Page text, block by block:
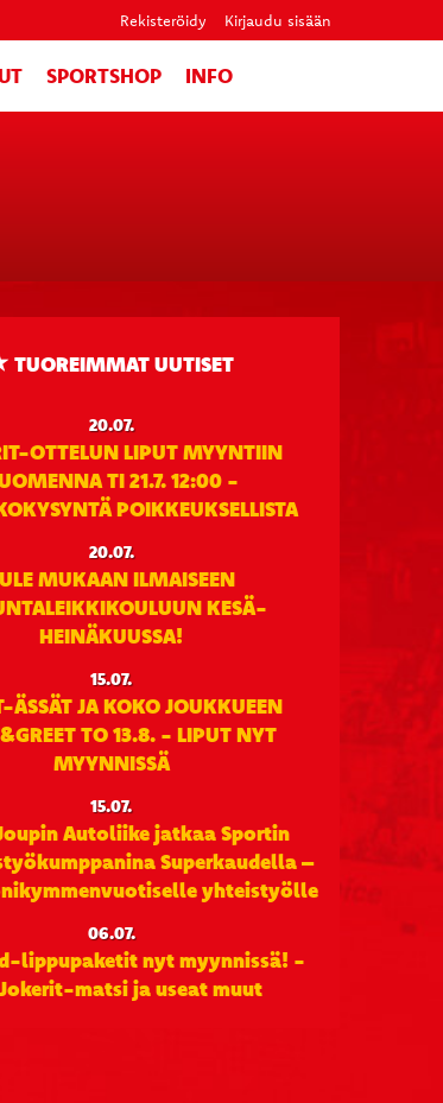
Rekisteröidy Kirjaudu sisään
SPORTSHOP INFO
TUOREIMMAT UUTISET
20.07.
OTTELUN LIPUT MYYNTIIN
TI 21.7. 12:00 -
POIKKEUKSELLISTA
20.07.
MUKAAN ILMAISEEN
KESÄ-
HEINÄKUUSSA!
15.07.
ÄSSÄT JA KOKO JOUKKUEEN
TO 13.8. - LIPUT NYT
MYYNNISSÄ
15.07.
Autoliike jatkaa Sportin
Superkaudella –
yhteistyölle
06.07.
lippupaketit nyt myynnissä! -
matsi ja useat muut